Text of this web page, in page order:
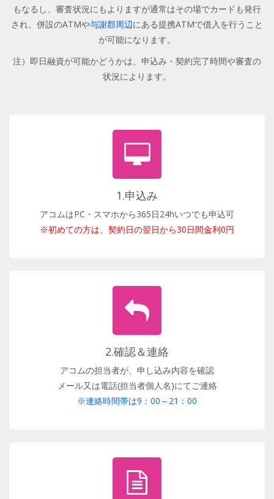
もなるし、審査状況にもよりますが通常はその場でカードも発行
され、併設のATMや与謝郡周辺にある提携ATMで借入を行うこと
が可能になります。
注）即日融資が可能かどうかは、申込み・契約完了時間や審査の
状況によります。
1.申込み
アコムはPC・スマホから365日24hいつでも申込可
※初めての方は、契約日の翌日から30日間金利0円
2.確認＆連絡
アコムの担当者が、申し込み内容を確認
メール又は電話(担当者個人名)にてご連絡
※連絡時間帯は9：00～21：00